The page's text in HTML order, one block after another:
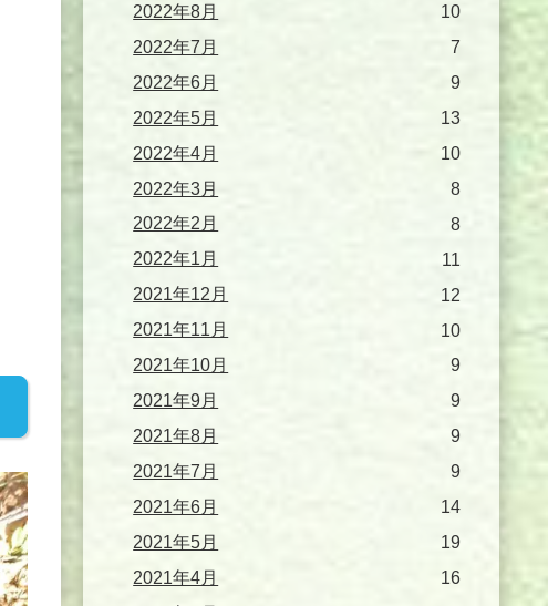
2022年8月
10
2022年7月
7
2022年6月
9
2022年5月
13
2022年4月
10
2022年3月
8
2022年2月
8
2022年1月
11
2021年12月
12
2021年11月
10
2021年10月
9
2021年9月
9
2021年8月
9
2021年7月
9
2021年6月
14
2021年5月
19
2021年4月
16